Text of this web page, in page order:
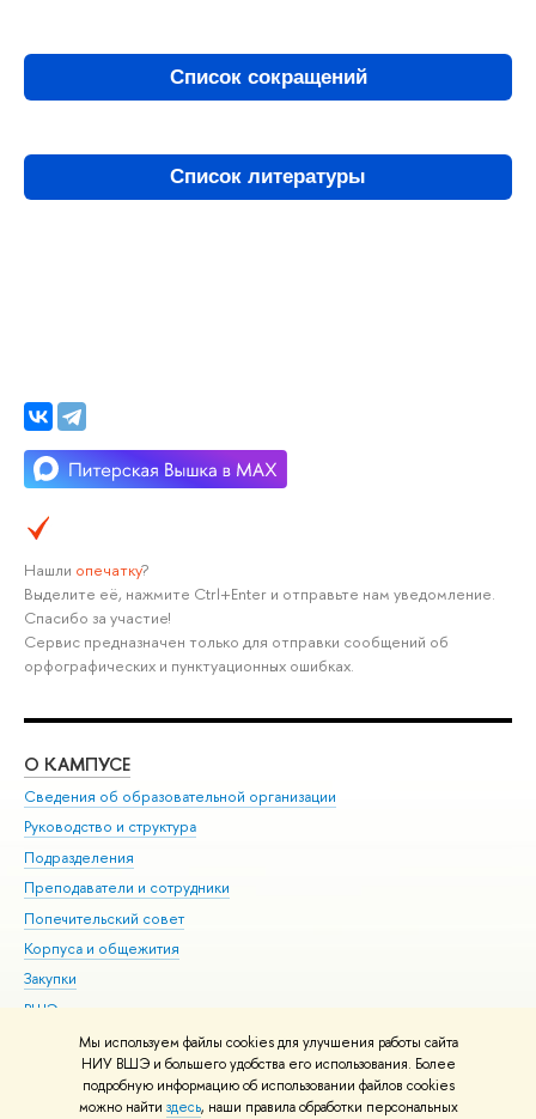
Мы используем файлы cookies для улучшения работы сайта
НИУ ВШЭ и большего удобства его использования. Более
подробную информацию об использовании файлов cookies
можно найти здесь, наши правила обработки персональных
Список сокращений
Список литературы
Нашли опечатку?
Выделите её, нажмите Ctrl+Enter и отправьте нам уведомление.
Спасибо за участие!
Сервис предназначен только для отправки сообщений об
орфографических и пунктуационных ошибках.
О КАМПУСЕ
Сведения об образовательной организации
Руководство и структура
Подразделения
Преподаватели и сотрудники
Попечительский совет
Корпуса и общежития
Закупки
ВШЭ для студентов с ограниченными возможностями
здоровья и инвалидностью
Версия для слабовидящих
Единая платежная страница